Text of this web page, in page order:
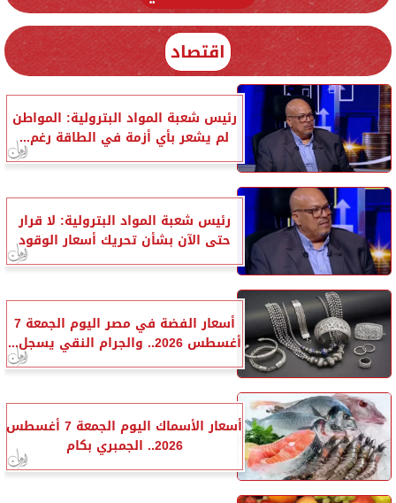
اقتصاد
رئيس شعبة المواد البترولية: المواطن
لم يشعر بأي أزمة في الطاقة رغم...
رئيس شعبة المواد البترولية: لا قرار
حتى الآن بشأن تحريك أسعار الوقود
أسعار الفضة في مصر اليوم الجمعة 7
أغسطس 2026.. والجرام النقي يسجل...
أسعار الأسماك اليوم الجمعة 7 أغسطس
2026.. الجمبري بكام